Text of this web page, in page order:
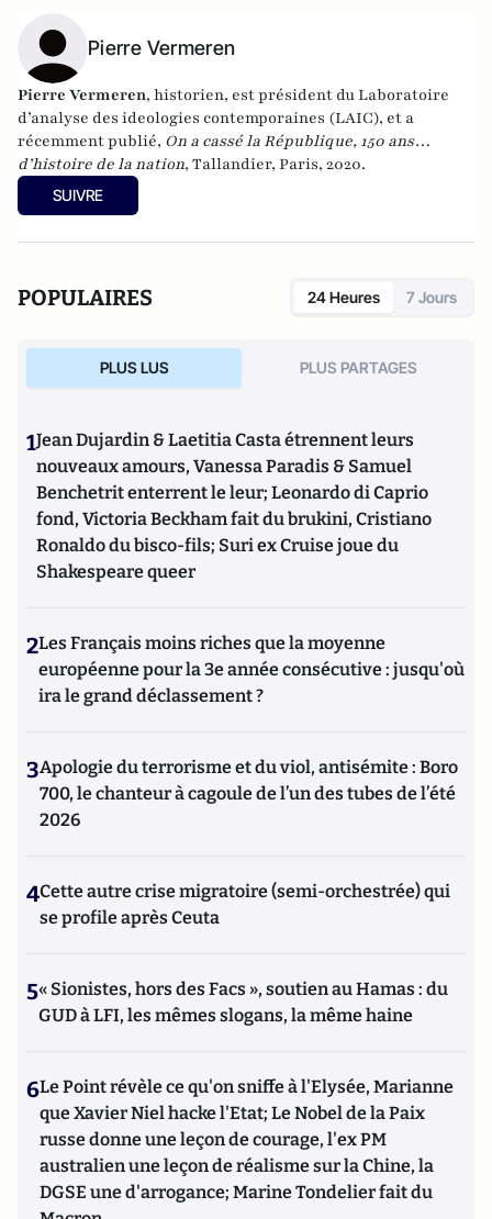
Pierre Vermeren
Pierre Vermeren, historien, est président du Laboratoire
d’analyse des ideologies contemporaines (LAIC), et a
récemment publié, On a cassé la République, 150 ans
d’histoire de la nation, Tallandier, Paris, 2020.
SUIVRE
POPULAIRES 24 Heures 7 Jours
PLUS LUS PLUS PARTAGES
1Jean Dujardin & Laetitia Casta étrennent leurs
nouveaux amours, Vanessa Paradis & Samuel
Benchetrit enterrent le leur; Leonardo di Caprio
fond, Victoria Beckham fait du brukini, Cristiano
Ronaldo du bisco-fils; Suri ex Cruise joue du
Shakespeare queer
2Les Français moins riches que la moyenne
européenne pour la 3e année consécutive : jusqu'où
ira le grand déclassement ?
3Apologie du terrorisme et du viol, antisémite : Boro
700, le chanteur à cagoule de l’un des tubes de l’été
2026
4Cette autre crise migratoire (semi-orchestrée) qui
se profile après Ceuta
5« Sionistes, hors des Facs », soutien au Hamas : du
GUD à LFI, les mêmes slogans, la même haine
6Le Point révèle ce qu'on sniffe à l'Elysée, Marianne
que Xavier Niel hacke l'Etat; Le Nobel de la Paix
russe donne une leçon de courage, l'ex PM
australien une leçon de réalisme sur la Chine, la
DGSE une d'arrogance; Marine Tondelier fait du